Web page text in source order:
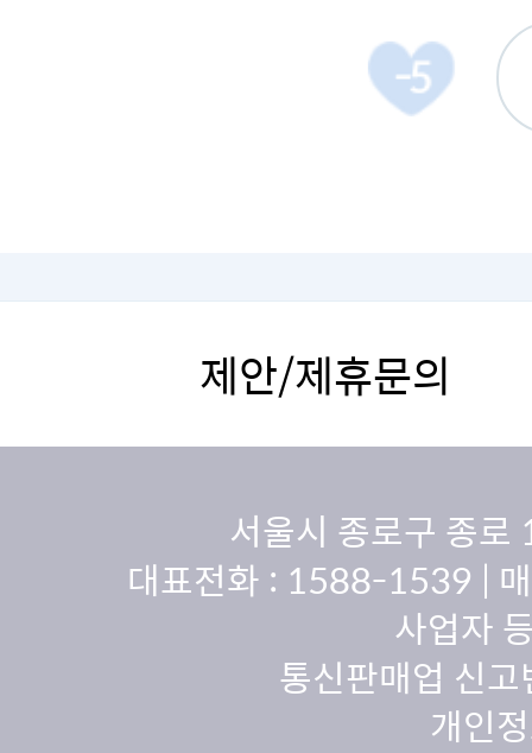
-5
제안/제휴문의
서울시 종로구 종
대표전화 : 1588-1539 |
사업자
통신판매업 신
개인